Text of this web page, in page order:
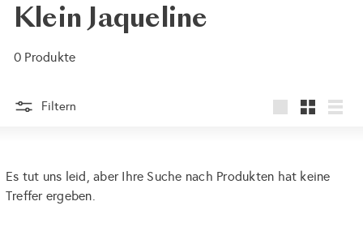
h
e
a
i
a
Klein Jaqueline
0 Produkte
Filtern
Es tut uns leid, aber Ihre Suche nach Produkten hat keine
Treffer ergeben.